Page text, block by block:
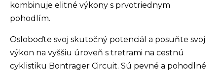
kombinuje elitné výkony s prvotriednym
pohodlím.
Osloboďte svoj skutočný potenciál a posuňte svoj
výkon na vyššiu úroveň s tretrami na cestnú
cyklistiku Bontrager Circuit. Sú pevné a pohodlné